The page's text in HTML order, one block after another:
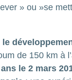
» ou »se
de 150 km à
le 2 mars